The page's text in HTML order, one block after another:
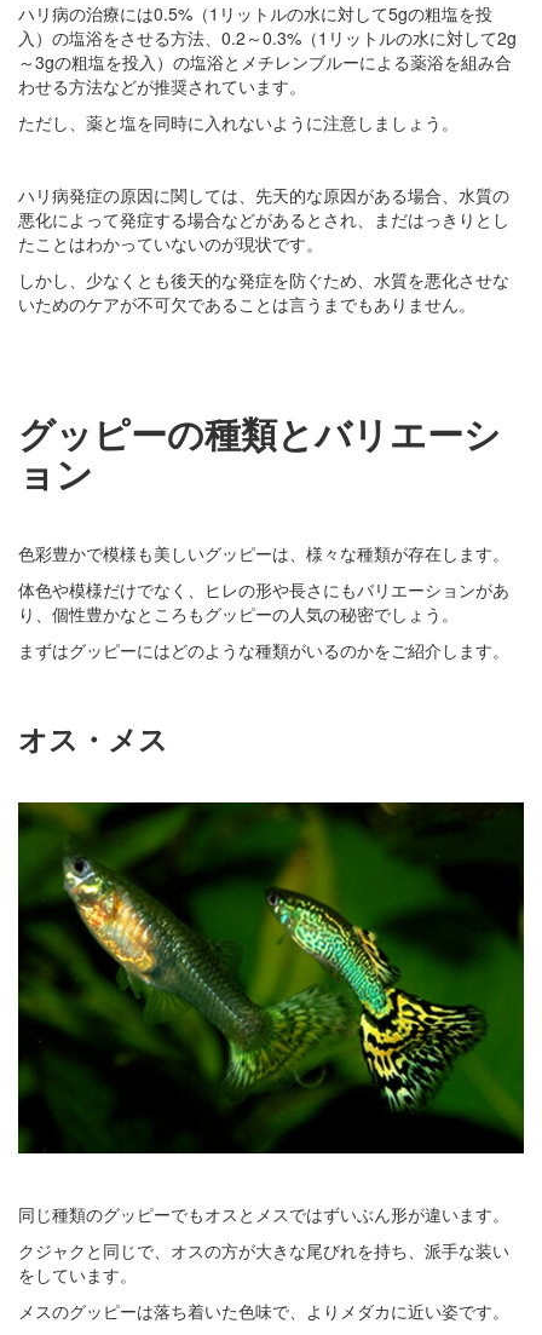
ハリ病の治療には0.5%（1リットルの水に対して5gの粗塩を投
入）の塩浴をさせる方法、0.2～0.3%（1リットルの水に対して2g
～3gの粗塩を投入）の塩浴とメチレンブルーによる薬浴を組み合
わせる方法などが推奨されています。
ただし、薬と塩を同時に入れないように注意しましょう。
ハリ病発症の原因に関しては、先天的な原因がある場合、水質の
悪化によって発症する場合などがあるとされ、まだはっきりとし
たことはわかっていないのが現状です。
しかし、少なくとも後天的な発症を防ぐため、水質を悪化させな
いためのケアが不可欠であることは言うまでもありません。
グッピーの種類とバリエーシ
ョン
色彩豊かで模様も美しいグッピーは、様々な種類が存在します。
体色や模様だけでなく、ヒレの形や長さにもバリエーションがあ
り、個性豊かなところもグッピーの人気の秘密でしょう。
まずはグッピーにはどのような種類がいるのかをご紹介します。
オス・メス
同じ種類のグッピーでもオスとメスではずいぶん形が違います。
クジャクと同じで、オスの方が大きな尾びれを持ち、派手な装い
をしています。
メスのグッピーは落ち着いた色味で、よりメダカに近い姿です。